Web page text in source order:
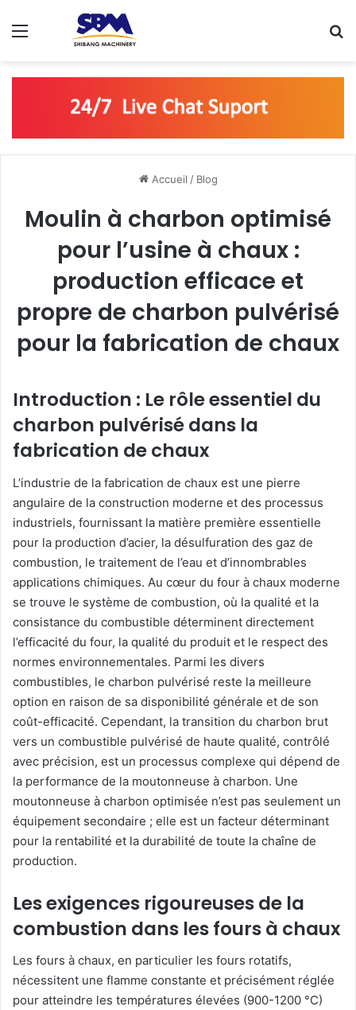
Accueil / Blog
Moulin à charbon optimisé
pour l’usine à chaux :
production efficace et
propre de charbon pulvérisé
pour la fabrication de chaux
Introduction : Le rôle essentiel du
charbon pulvérisé dans la
fabrication de chaux
L’industrie de la fabrication de chaux est une pierre
angulaire de la construction moderne et des processus
industriels, fournissant la matière première essentielle
pour la production d’acier, la désulfuration des gaz de
combustion, le traitement de l’eau et d’innombrables
applications chimiques. Au cœur du four à chaux moderne
se trouve le système de combustion, où la qualité et la
consistance du combustible déterminent directement
l’efficacité du four, la qualité du produit et le respect des
normes environnementales. Parmi les divers
combustibles, le charbon pulvérisé reste la meilleure
option en raison de sa disponibilité générale et de son
coût-efficacité. Cependant, la transition du charbon brut
vers un combustible pulvérisé de haute qualité, contrôlé
avec précision, est un processus complexe qui dépend de
la performance de la moutonneuse à charbon. Une
moutonneuse à charbon optimisée n’est pas seulement un
équipement secondaire ; elle est un facteur déterminant
pour la rentabilité et la durabilité de toute la chaîne de
production.
Les exigences rigoureuses de la
combustion dans les fours à chaux
Les fours à chaux, en particulier les fours rotatifs,
nécessitent une flamme constante et précisément réglée
pour atteindre les températures élevées (900-1200 °C)